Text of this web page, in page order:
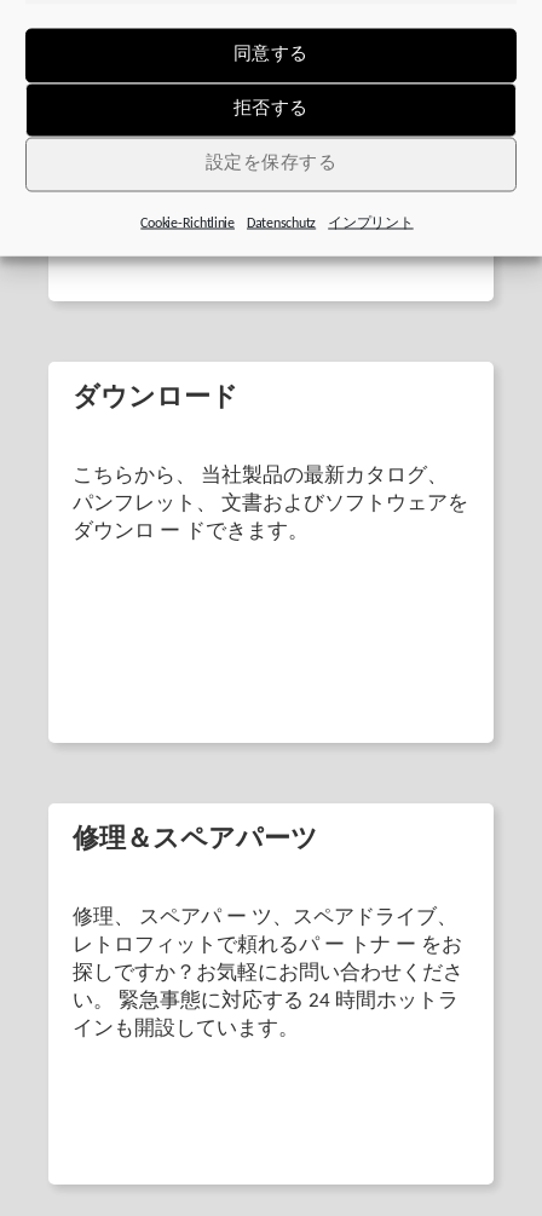
同意する
拒否する
設定を保存する
Cookie-Richtlinie Datenschutz インプリント
STOBER 製品証明書によって、 お使いのす
べてのSTOBER製品に関して 、取付説明
書、 取付説明書、スペアパ ー ツリストま
たは技術資料の注意事項を入手することが
できます 。
ダウンロード
こちらから、 当社製品の最新カタログ、
パンフレット、 文書およびソフトウェアを
ダウンロ ー ドできます。
修理＆スペアパーツ
修理、 スペアパ ー ツ、スペアドライブ、
レトロフィットで頼れるパ ー トナ ー をお
探しですか？お気軽にお問い合わせくださ
い。 緊急事態に対応する 24 時間ホットラ
インも開設しています。